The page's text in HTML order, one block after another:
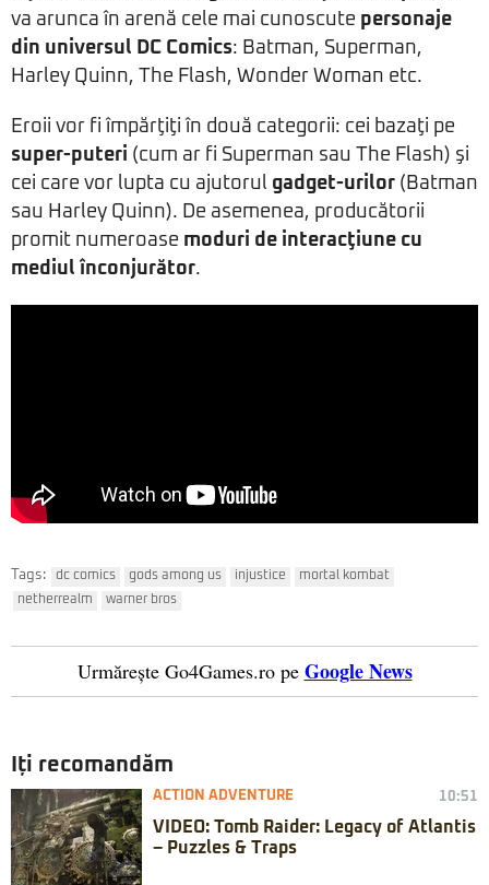
va arunca în arenă cele mai cunoscute personaje
din universul DC Comics: Batman, Superman,
Harley Quinn, The Flash, Wonder Woman etc.
Eroii vor fi împărţiţi în două categorii: cei bazaţi pe
super-puteri (cum ar fi Superman sau The Flash) şi
cei care vor lupta cu ajutorul gadget-urilor (Batman
sau Harley Quinn). De asemenea, producătorii
promit numeroase moduri de interacţiune cu
mediul înconjurător.
Tags: dc comics gods among us injustice
mortal kombat
netherrealm
warner bros
Urmărește Go4Games.ro pe Google News
Iți recomandăm
ACTION ADVENTURE 10:51
VIDEO: Tomb Raider: Legacy of Atlantis
– Puzzles & Traps